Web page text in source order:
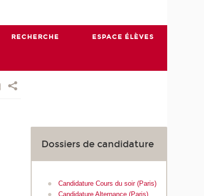
RECHERCHE ESPACE ÉLÈVES
Dossiers de candidature
Candidature Cours du soir (Paris)
Candidature Alternance (Paris)